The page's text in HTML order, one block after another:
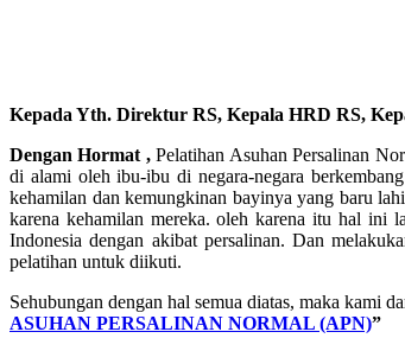
Kepada Yth. Direktur RS, Kepala HRD RS,
Dengan Hormat ,Pelatihan Asuhan Persalinan
di alami oleh ibu-ibu di negara-negara
kehamilan dan kemungkinan bayinya yang baru
karena kehamilan mereka. oleh karena itu hal ini
Indonesia dengan akibat persalinan. Dan
pelatihan untuk diikuti.
Sehubungan dengan hal semua diatas, maka kami
ASUHAN PERSALINAN NORMAL (APN)”